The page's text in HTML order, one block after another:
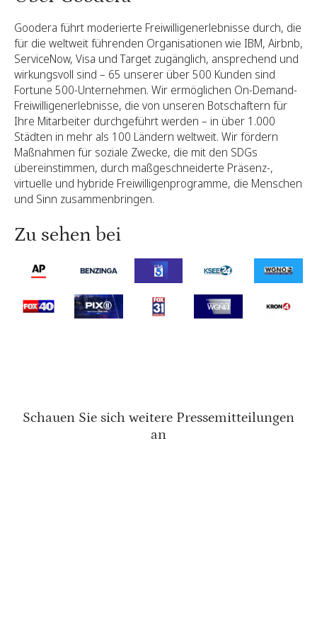
Goodera führt moderierte Freiwilligenerlebnisse durch, die
für die weltweit führenden Organisationen wie IBM, Airbnb,
ServiceNow, Visa und Target zugänglich, ansprechend und
wirkungsvoll sind – 65 unserer über 500 Kunden sind
Fortune 500-Unternehmen. Wir ermöglichen On-Demand-
Freiwilligenerlebnisse, die von unseren Botschaftern für
Ihre Mitarbeiter durchgeführt werden – in über 1.000
Städten in mehr als 100 Ländern weltweit. Wir fördern
Maßnahmen für soziale Zwecke, die mit den SDGs
übereinstimmen, durch maßgeschneiderte Präsenz-,
virtuelle und hybride Freiwilligenprogramme, die Menschen
und Sinn zusammenbringen.
Zu sehen bei
Schauen Sie sich weitere Pressemitteilungen
an